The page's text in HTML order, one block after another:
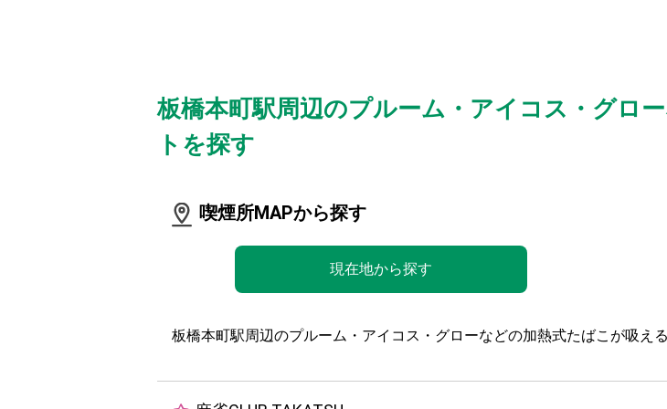
板橋本町駅周辺のプルーム・アイコス・グロ
トを探す
喫煙所MAPから探す
現在地から探す
板橋本町駅周辺のプルーム・アイコス・グローなどの加熱式たばこが吸え